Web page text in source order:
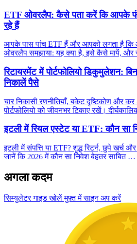
ETF ओवरलैप: कैसे पता करें कि आपके
रहे हैं
आपके पास पांच ETF हैं और आपको लगता है कि
ओवरलैप समझाया: यह क्या है, इसे कैसे मापें,
रिटायरमेंट में पोर्टफोलियो डिकुमुलेशन:
निकालें पैसे
चार निकासी रणनीतियाँ, बकेट दृष्टिकोण और
पोर्टफोलियो को जीवनभर टिकाए रखें।
इटली में रियल एस्टेट या ETF: कौन सा
इटली में संपत्ति या ETF? शुद्ध रिटर्न, छुपे खर्च
जानें कि 2026 में कौन सा निवेश बेहतर साबित …
अगला कदम
सिम्युलेटर गाइड खोलेंमुफ़्त में साइन अप करें